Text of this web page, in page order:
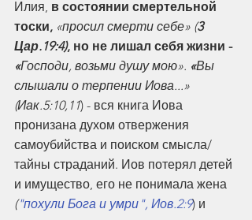
Илия, в состоянии смертельной
тоски, «просил смерти себе» (3
Цар.19:4), но не лишал себя жизни -
«Господи, возьми душу мою». «Вы
слышали о терпении Иова...»
(Иак.5:10,11) - вся книга Иова
пронизана духом отвержения
самоубийства и поиском смысла/
тайны страданий. Иов потерял детей
и имущество, его не понимала жена
("похули Бога и умри", Иов.2:9) и